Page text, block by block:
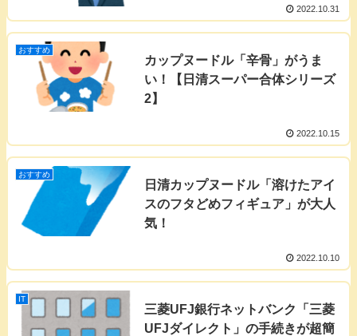
2022.10.31
おすすめ
カップヌードル「辛骨」がうま
い！【日清スーパー合体シリーズ
2】
2022.10.15
おすすめ
日清カップヌードル「溶けたアイ
スのフタどめフィギュア」が大人
気！
2022.10.10
IT
三菱UFJ銀行ネットバンク「三菱
UFJダイレクト」の手続きが超簡